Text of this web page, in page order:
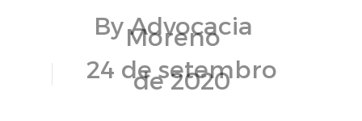
By Advocacia
Moreno
24 de setembro
de 2020